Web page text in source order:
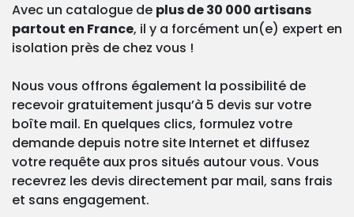
Avec un catalogue de plus de 30 000 artisans
partout en France, il y a forcément un(e) expert en
isolation près de chez vous !
Nous vous offrons également la possibilité de
recevoir gratuitement jusqu’à 5 devis sur votre
boîte mail. En quelques clics, formulez votre
demande depuis notre site Internet et diffusez
votre requête aux pros situés autour vous. Vous
recevrez les devis directement par mail, sans frais
et sans engagement.